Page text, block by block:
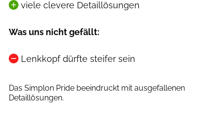
viele clevere Detaillösungen
Was uns nicht gefällt:
Lenkkopf dürfte steifer sein
Das Simplon Pride beeindruckt mit ausgefallenen
Detaillösungen.